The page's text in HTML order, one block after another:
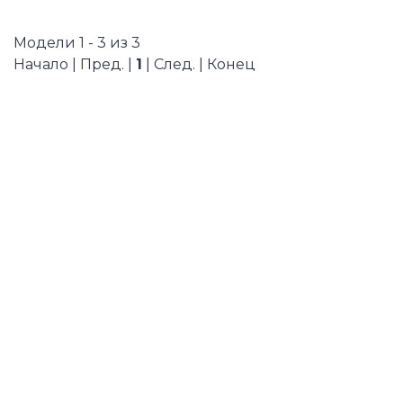
Модели 1 - 3 из 3
Начало | Пред. | 1 | След. | Конец